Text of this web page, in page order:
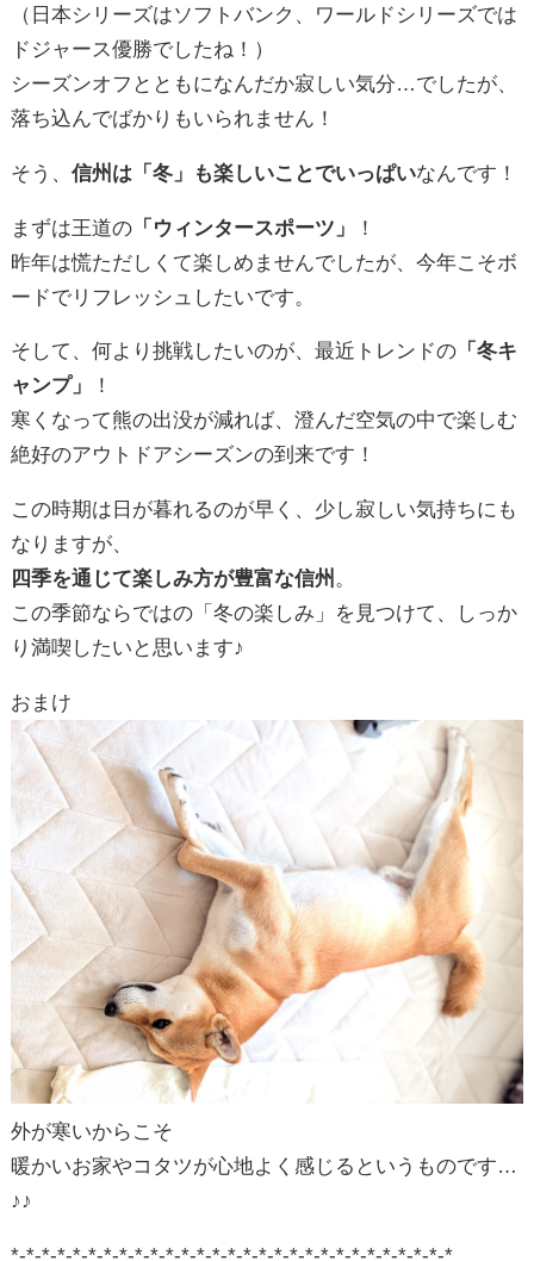
昨年は慌ただしくて楽しめませんでしたが、今年こそボ
ードでリフレッシュしたいです。
そして、何より挑戦したいのが、最近トレンドの「冬キ
ャンプ」！
絶好のアウトドアシーズンの到来です！
この時期は日が暮れるのが早く、少し寂しい気持ちにも
なりますが、
この季節ならではの「冬の楽しみ」を見つけて、しっか
り満喫したいと思います♪
おまけ
外が寒いからこそ
暖かいお家やコタツが心地よく感じるというものです…
*-*-*-*-*-*-*-*-*-*-*-*-*-*-*-*-*-*-*-*-*-*-*-*-*-*-*-*-*
サンプロ不動産株式会社 - SUNPRO ESTATE –
営業時間10：00-18：00 火・水定休
Mail：contact@sunpro36.co.jp
■ 松本店
〒399-0036 長野県松本市村井町南4-1-4
TEL：0263-50-8150 / 0120-50-3650
FAX：0263-88-8172
〒381-0031 長野県長野市西尾張部1116-2
TEL：026-217-6936 / 0120-36-3399
FAX：026-217-6961
■ 上田店